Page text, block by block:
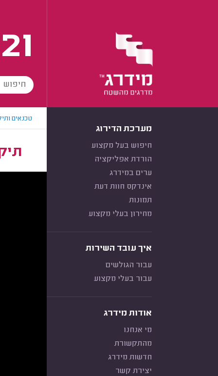
מערכת הדירוג
חיפוש בעל מקצוע
הורדת אפליקציה
ערים במידרג
אינדקס חוות דעת
תמונות
מחירון בעלי מקצוע
איך עובד השירות
עבור הגולשים
עבור בעלי מקצוע
אודות מידרג
מי אנחנו
מהתקשורת
חדשות מידרג
יצירת קשר
טכנאים